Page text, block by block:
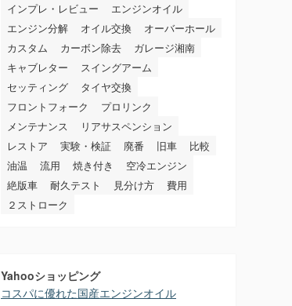
インプレ・レビュー
エンジンオイル
エンジン分解
オイル交換
オーバーホール
カスタム
カーボン除去
ガレージ湘南
キャブレター
スイングアーム
セッティング
タイヤ交換
フロントフォーク
プロリンク
メンテナンス
リアサスペンション
レストア
実験・検証 廃番 旧車
比較
油温
流用 焼き付き
空冷エンジン
絶版車
耐久テスト 見分け方
費用
２ストローク
Yahooショッピング
コスパに優れた国産エンジンオイル